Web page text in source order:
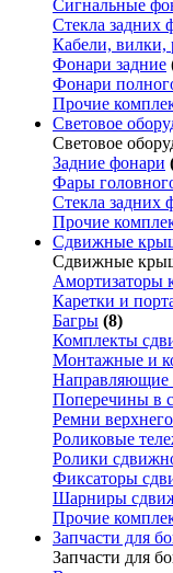
Сигнальные
Стекла задних
Кабели, вилки,
Фонари задние
Фонари
Прочие
Световое
Световое
Задние фонари
Фары
Стекла задних
Прочие
Сдвижные
Сдвижные
Амортизаторы
Каретки и
Багры (8)
Комплекты
Монтажные и
Направляющие
Поперечины в
Ремни
Роликовые
Ролики
Фиксаторы
Шарниры
Прочие
Запчасти для
Запчасти для